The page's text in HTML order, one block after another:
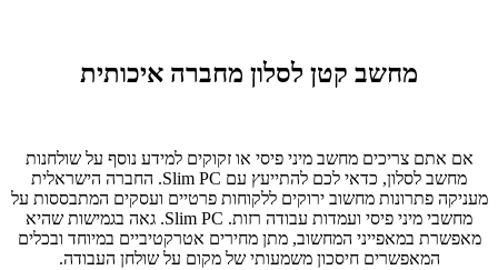
מחשב קטן לסלון מחברה איכותית
אם אתם צריכים מחשב מיני פיסי או זקוקים למידע נוסף על שולחנות
מחשב לסלון, כדאי לכם להתייעץ עם Slim PC. החברה הישראלית
מעניקה פתרונות מחשוב ירוקים ללקוחות פרטיים ועסקים המתבססות על
מחשבי מיני פיסי ועמדות עבודה רזות. Slim PC. גאה בגמישות שהיא
מאפשרת במאפייני המחשוב, מתן מחירים אטרקטיביים במיוחד ובכלים
המאפשרים חיסכון משמעותי של מקום על שולחן העבודה.